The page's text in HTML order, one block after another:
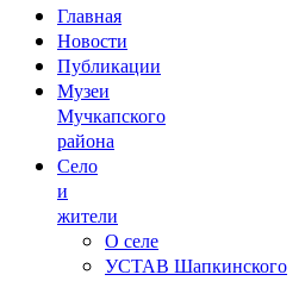
Главная
Новости
Публикации
Музеи
Мучкапского
района
Село
и
жители
О селе
УСТАВ Шапкинского